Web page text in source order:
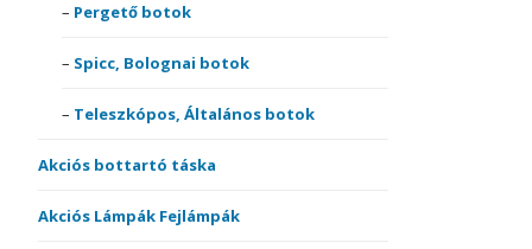
Pergető botok
Spicc, Bolognai botok
Teleszkópos, Általános botok
Akciós bottartó táska
Akciós Lámpák Fejlámpák